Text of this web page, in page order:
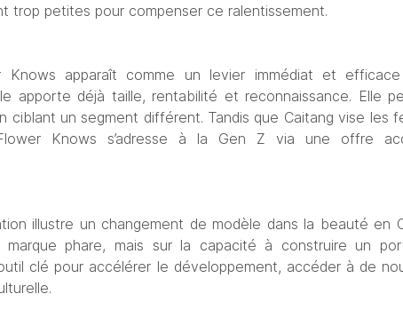
trop petites pour compenser ce ralentissement.
Knows apparaît comme un levier immédiat et
apporte déjà taille, rentabilité et reconnaissance. Elle
ciblant un segment différent. Tandis que Caitang vise les
Flower Knows s’adresse à la Gen Z via une offre
illustre un changement de modèle dans la beauté en
phare, mais sur la capacité à construire un
clé pour accélérer le développement, accéder à de